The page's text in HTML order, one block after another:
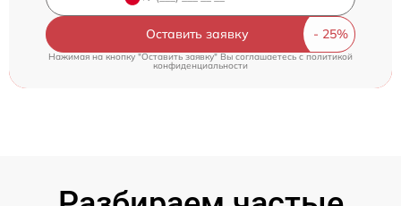
Оставить заявку
Нажимая на кнопку "Оставить заявку" Вы соглашаетесь cполитикой
конфиденциальности